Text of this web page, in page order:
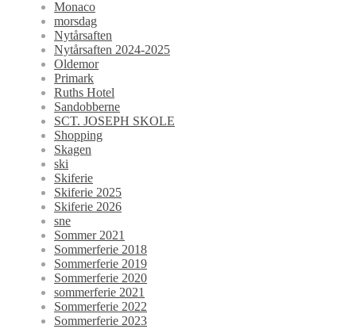
Monaco
morsdag
Nytårsaften
Nytårsaften 2024-2025
Oldemor
Primark
Ruths Hotel
Sandobberne
SCT. JOSEPH SKOLE
Shopping
Skagen
ski
Skiferie
Skiferie 2025
Skiferie 2026
sne
Sommer 2021
Sommerferie 2018
Sommerferie 2019
Sommerferie 2020
sommerferie 2021
Sommerferie 2022
Sommerferie 2023